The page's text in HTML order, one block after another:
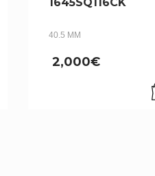
40.5 MM
2,000€